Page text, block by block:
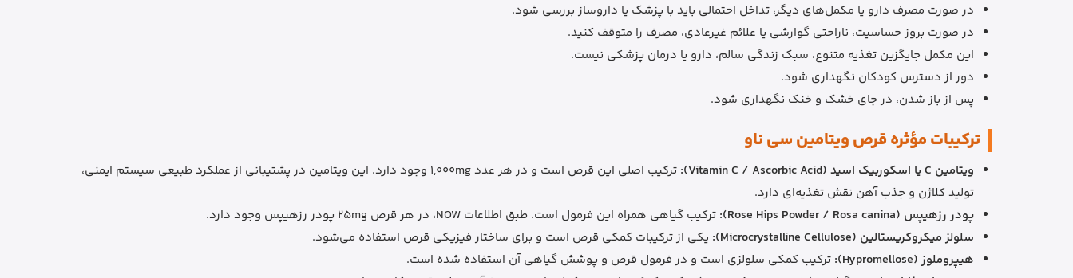
در صورت مصرف دارو یا مکمل‌های دیگر، تداخل احتمالی باید با پزشک یا داروساز بررسی شود.
در صورت بروز حساسیت، ناراحتی گوارشی یا علائم غیرعادی، مصرف را متوقف کنید.
این مکمل جایگزین تغذیه متنوع، سبک زندگی سالم، دارو یا درمان پزشکی نیست.
دور از دسترس کودکان نگهداری شود.
پس از باز شدن، در جای خشک و خنک نگهداری شود.
ترکیبات مؤثره قرص ویتامین سی ناو
ویتامین C یا اسکوربیک اسید (Vitamin C / Ascorbic Acid):
ترکیب اصلی این قرص است و در هر عدد 1,000mg وجود دارد. این ویتامین در پشتیبانی از عملکرد طبیعی سیستم ایمنی،
تولید کلاژن و جذب آهن نقش تغذیه‌ای دارد.
پودر رزهیپس (Rose Hips Powder / Rosa canina):
ترکیب گیاهی همراه این فرمول است. طبق اطلاعات NOW، در هر قرص 25mg پودر رزهیپس وجود دارد.
سلولز میکروکریستالین (Microcrystalline Cellulose):
یکی از ترکیبات کمکی قرص است و برای ساختار فیزیکی قرص استفاده می‌شود.
هیپروملوز (Hypromellose):
ترکیب کمکی سلولزی است و در فرمول قرص و پوشش گیاهی آن استفاده شده است.